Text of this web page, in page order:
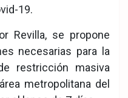
19.
Revilla, se propone
necesarias para la
restricción masiva
metropolitana del